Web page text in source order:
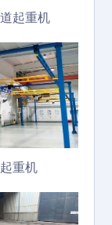
起重机
重机